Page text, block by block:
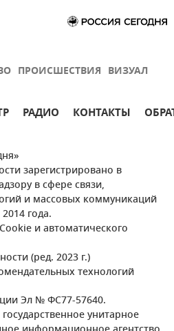
ПРОИСШЕСТВИЯ ВИЗУАЛ
РАДИО КОНТАКТЫ
зарегистрировано в
в сфере связи,
и массовых коммуникаций
года.
и автоматического
(ред. 2023 г.)
технологий
Эл № ФС77-57640.
унитарное